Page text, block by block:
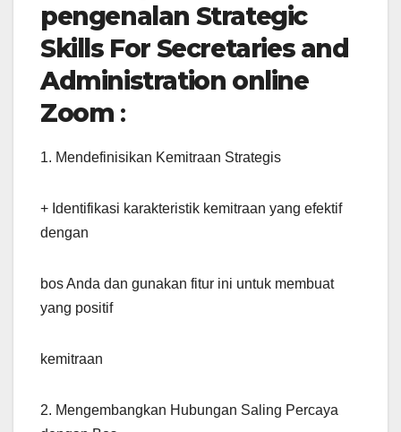
pengenalan Strategic
Skills For Secretaries and
Administration online
Zoom :
1. Mendefinisikan Kemitraan Strategis
+ Identifikasi karakteristik kemitraan yang efektif
dengan
bos Anda dan gunakan fitur ini untuk membuat
yang positif
kemitraan
2. Mengembangkan Hubungan Saling Percaya